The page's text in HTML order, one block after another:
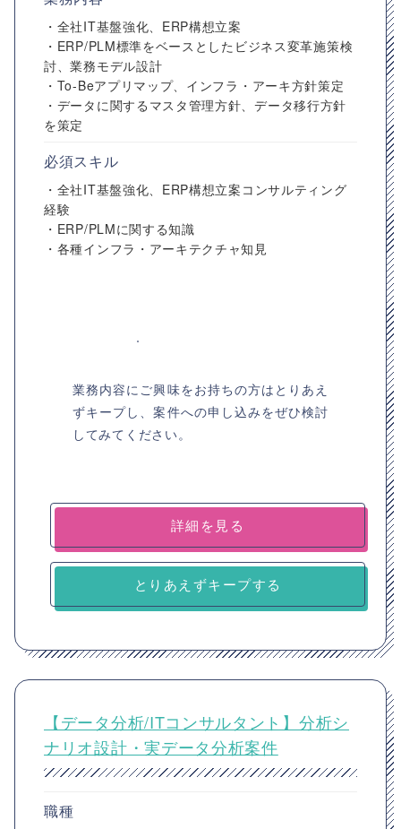
・全社IT基盤強化、ERP構想立案
・ERP/PLM標準をベースとしたビジネス変革施策検
討、業務モデル設計
・To-Beアプリマップ、インフラ・アーキ方針策定
・データに関するマスタ管理方針、データ移行方針
を策定
必須スキル
・全社IT基盤強化、ERP構想立案コンサルティング
経験
・ERP/PLMに関する知識
・各種インフラ・アーキテクチャ知見
業務内容にご興味をお持ちの方はとりあえ
ずキープし、案件への申し込みをぜひ検討
してみてください。
詳細を見る
とりあえずキープする
【データ分析/ITコンサルタント】分析シ
ナリオ設計・実データ分析案件
職種